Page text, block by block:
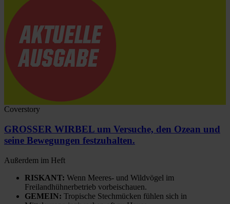
Coverstory
GROSSER WIRBEL um Versuche, den Ozean und
seine Bewegungen festzuhalten.
Außerdem im Heft
RISKANT: Wenn Meeres- und Wildvögel im
Freilandhühnerbetrieb vorbeischauen.
GEMEIN: Tropische Stechmücken fühlen sich in